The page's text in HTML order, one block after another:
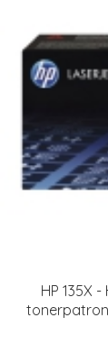
HP 135X
tonerpatron